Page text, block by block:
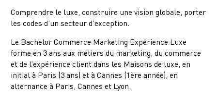
Comprendre le luxe, construire une vision globale, porter
les codes d’un secteur d’exception.
Le Bachelor Commerce Marketing Expérience Luxe
forme en 3 ans aux métiers du marketing, du commerce
et de l’expérience client dans les Maisons de luxe, en
initial à Paris (3 ans) et à Cannes (1ère année), en
alternance à Paris, Cannes et Lyon.